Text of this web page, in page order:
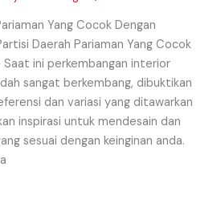
Yang Cocok Dengan
Daerah Pariaman Yang Cocok
Saat ini perkembangan interior
sangat berkembang, dibuktikan
dan variasi yang ditawarkan
inspirasi untuk mendesain dan
sesuai dengan keinginan anda.